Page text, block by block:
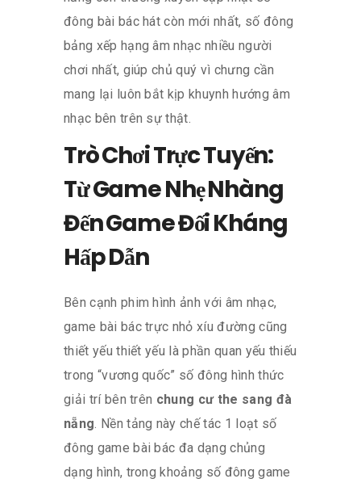
đông bài bác hát còn mới nhất, số đông
bảng xếp hạng âm nhạc nhiều người
chơi nhất, giúp chủ quý vì chưng cần
mang lại luôn bắt kịp khuynh hướng âm
nhạc bên trên sự thật.
Trò Chơi Trực Tuyến:
Từ Game Nhẹ Nhàng
Đến Game Đối Kháng
Hấp Dẫn
Bên cạnh phim hình ảnh với âm nhạc,
game bài bác trực nhỏ xíu đường cũng
thiết yếu thiết yếu là phần quan yếu thiếu
trong “vương quốc” số đông hình thức
giải trí bên trên chung cư the sang đà
nẵng . Nền tảng này chế tác 1 loạt số
đông game bài bác đa dạng chủng
dạng hình, trong khoảng số đông game